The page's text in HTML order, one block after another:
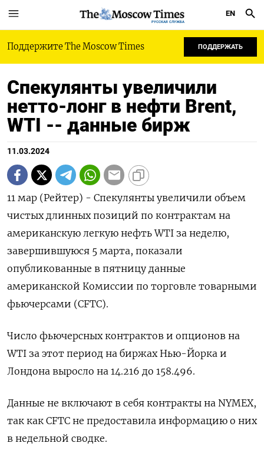
РУССКАЯ СЛУЖБА
EN
Поддержите The Moscow Times ПОДДЕРЖАТЬ
Спекулянты увеличили
нетто-лонг в нефти Brent,
WTI -- данные бирж
11.03.2024
11 мар (Рейтер) - Спекулянты увеличили объем
чистых длинных позиций по контрактам на
американскую легкую нефть WTI за неделю,
завершившуюся 5 марта, показали
опубликованные в пятницу данные
американской Комиссии по торговле товарными
фьючерсами (CFTC).
Число фьючерсных контрактов и опционов на
WTI за этот период на биржах Нью-Йорка и
Лондона выросло на 14.216 до 158.496.
Данные не включают в себя контракты на NYMEX,
так как CFTC не предоставила информацию о них
в недельной сводке.